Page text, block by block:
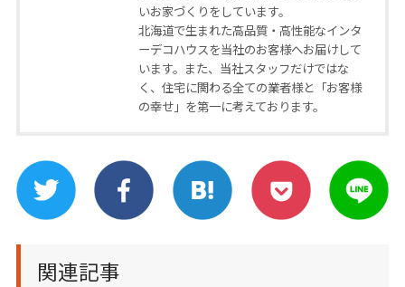
いお家づくりをしています。
北海道で生まれた高品質・高性能なインタ
ーデコハウスを当社のお客様へお届けして
います。また、当社スタッフだけではな
く、住宅に関わる全ての業者様と「お客様
の幸せ」を第一に考えております。
関連記事